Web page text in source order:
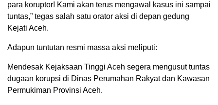
para koruptor! Kami akan terus mengawal kasus ini sampai
tuntas,” tegas salah satu orator aksi di depan gedung
Kejati Aceh.
Adapun tuntutan resmi massa aksi meliputi:
Mendesak Kejaksaan Tinggi Aceh segera mengusut tuntas
dugaan korupsi di Dinas Perumahan Rakyat dan Kawasan
Permukiman Provinsi Aceh.